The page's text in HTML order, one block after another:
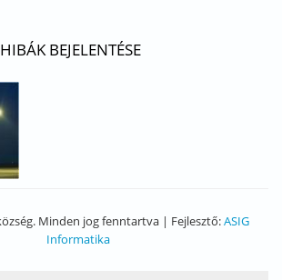
BEJELENTÉSE
Minden jog fenntartva | Fejlesztő:ASIG
Informatika